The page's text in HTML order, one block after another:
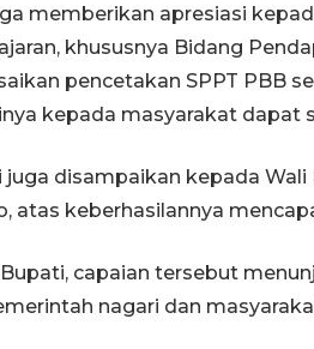
memberikan apresiasi
khususnya Bidang
pencetakan SPPT PBB
kepada masyarakat dapat
juga disampaikan kepada
atas keberhasilannya
capaian tersebut
nagari dan